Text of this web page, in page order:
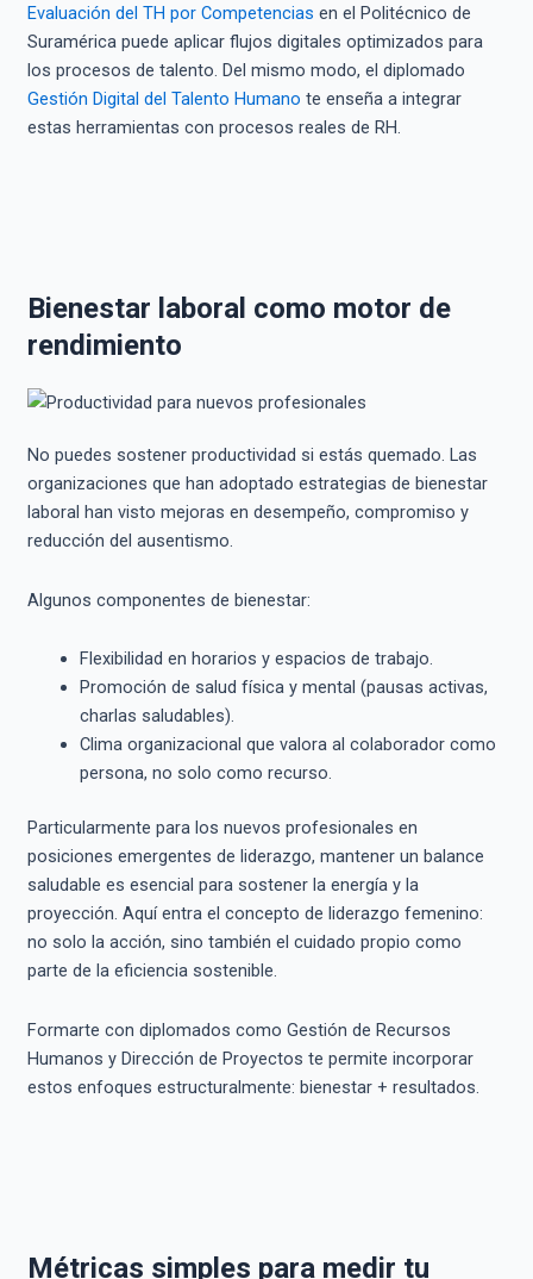
Evaluación del TH por Competencias en el Politécnico de
Suramérica puede aplicar flujos digitales optimizados para
los procesos de talento. Del mismo modo, el diplomado
Gestión Digital del Talento Humano te enseña a integrar
estas herramientas con procesos reales de RH.
Bienestar laboral como motor de
rendimiento
No puedes sostener productividad si estás quemado. Las
organizaciones que han adoptado estrategias de bienestar
laboral han visto mejoras en desempeño, compromiso y
reducción del ausentismo.
Algunos componentes de bienestar:
Flexibilidad en horarios y espacios de trabajo.
Promoción de salud física y mental (pausas activas,
charlas saludables).
Clima organizacional que valora al colaborador como
persona, no solo como recurso.
Particularmente para los nuevos profesionales en
posiciones emergentes de liderazgo, mantener un balance
saludable es esencial para sostener la energía y la
proyección. Aquí entra el concepto de liderazgo femenino:
no solo la acción, sino también el cuidado propio como
parte de la eficiencia sostenible.
Formarte con diplomados como Gestión de Recursos
Humanos y Dirección de Proyectos te permite incorporar
estos enfoques estructuralmente: bienestar + resultados.
Métricas simples para medir tu